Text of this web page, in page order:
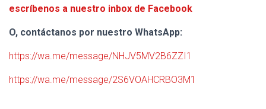
escríbenos a nuestro inbox de Facebook
O, contáctanos por nuestro WhatsApp:
https://wa.me/message/NHJV5MV2B6ZZI1
https://wa.me/message/2S6VOAHCRBO3M1